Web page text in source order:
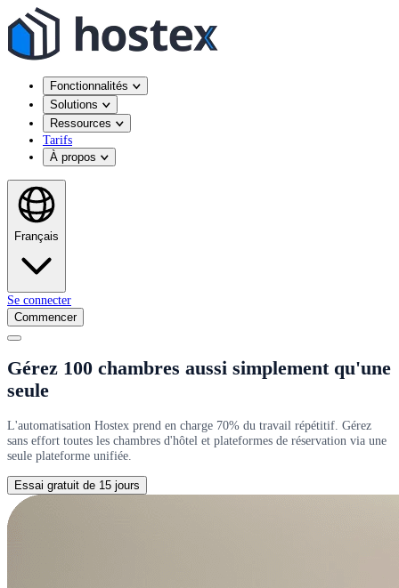
Fonctionnalités
Solutions
Ressources
Tarifs
À propos
Français
Se connecter
Commencer
Gérez 100 chambres aussi simplement qu'une
seule
L'automatisation Hostex prend en charge 70% du travail répétitif. Gérez
sans effort toutes les chambres d'hôtel et plateformes de réservation via une
seule plateforme unifiée.
Essai gratuit de 15 jours